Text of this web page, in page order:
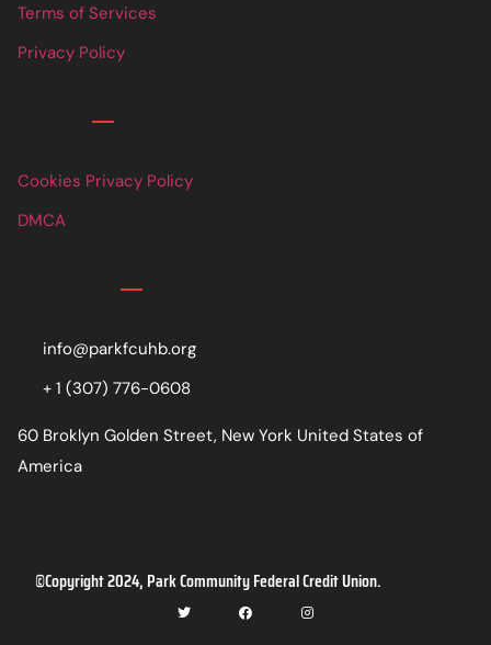
Terms of Services
Privacy Policy
Cookies Privacy Policy
DMCA
info@parkfcuhb.org
+ 1 (307) 776-0608
60 Broklyn Golden Street, New York United States of
America
©Copyright 2024, Park Community Federal Credit Union.